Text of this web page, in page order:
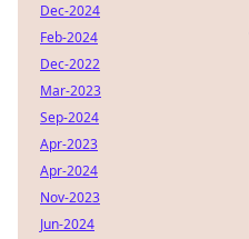
Dec-2024
Feb-2024
Dec-2022
Mar-2023
Sep-2024
Apr-2023
Apr-2024
Nov-2023
Jun-2024